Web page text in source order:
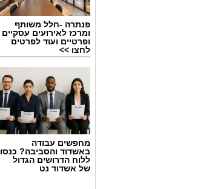
פנתרה -חלל משותף
ומרכז לאירועים עסקיים
ופרטיים ועוד לפרטים
לחצו >>
מחפשים עבודה
באשדוד והסביבה? כנסו
ללוח הדרושים הגדול
של אשדוד נט